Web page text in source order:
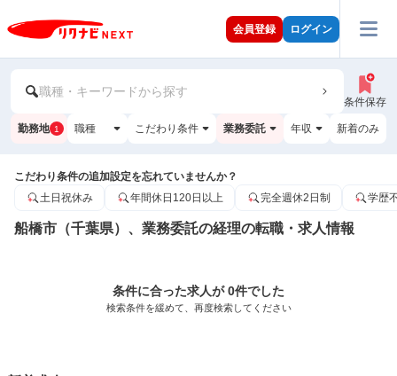
会員登録 ログイン
職種・キーワードから探す
条件保存
勤務地 1 職種 こだわり条件 業務委託 年収 新着のみ
こだわり条件の追加設定を忘れていませんか？
土日祝休み
年間休日120日以上 完全週休2日制 学歴
船橋市（千葉県）、業務委託の経理の転職・求人情報
条件に合った求人が 0件でした
検索条件を緩めて、再度検索してください